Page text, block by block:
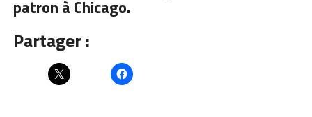
patron à Chicago.
Partager :